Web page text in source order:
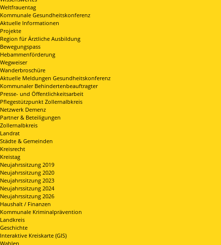
Weltfrauentag
Kommunale Gesundheitskonferenz
Aktuelle Informationen
Projekte
Region für Ärztliche Ausbildung
Bewegungspass
Hebammenförderung
Wegweiser
Wanderbroschüre
Aktuelle Meldungen Gesundheitskonferenz
Kommunaler Behindertenbeauftragter
Presse- und Öffentlichkeitsarbeit
Pflegestützpunkt Zollernalbkreis
Netzwerk Demenz
Partner & Beteiligungen
Zollernalbkreis
Landrat
Städte & Gemeinden
Kreisrecht
Kreistag
Neujahrssitzung 2019
Neujahrssitzung 2020
Neujahrssitzung 2023
Neujahrssitzung 2024
Neujahrssitzung 2026
Haushalt / Finanzen
Kommunale Kriminalprävention
Landkreis
Geschichte
Interaktive Kreiskarte (GIS)
Wahlen